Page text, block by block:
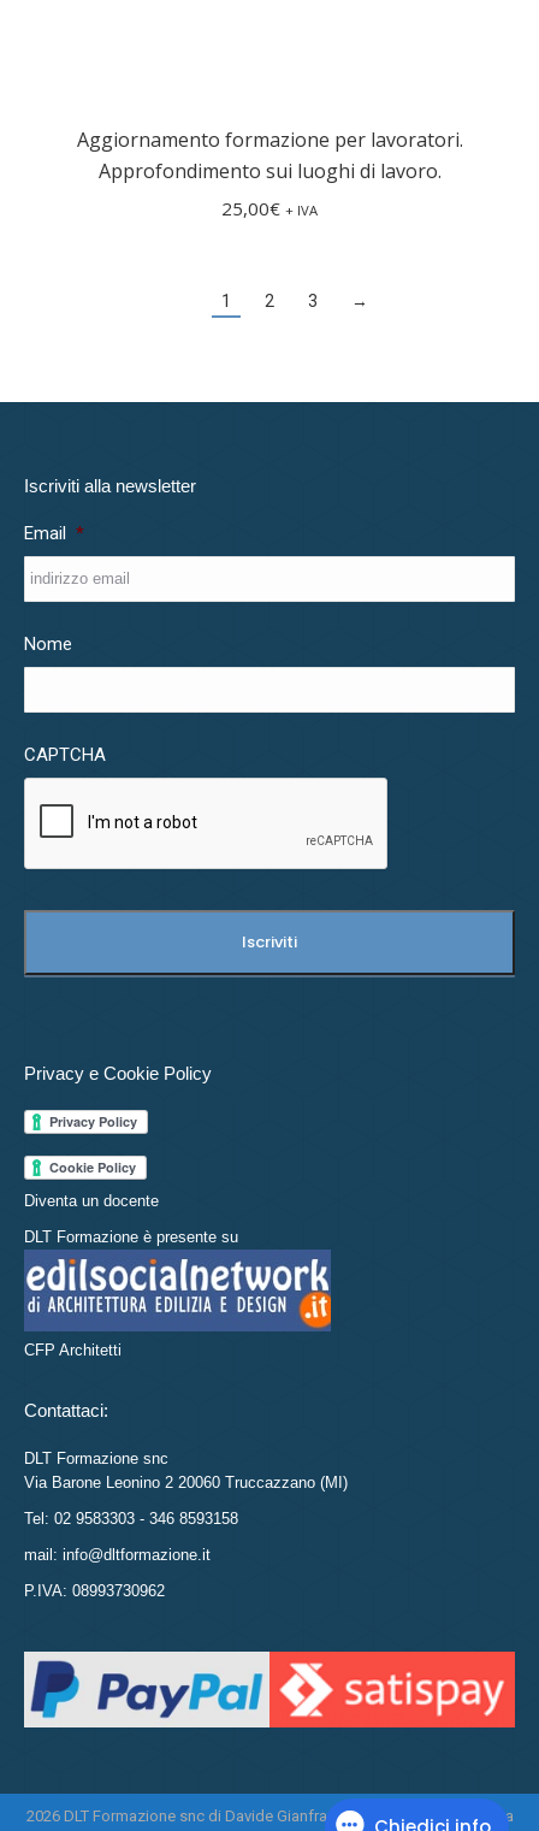
Aggiornamento formazione per lavoratori.
Approfondimento sui luoghi di lavoro.
25,00€ + IVA
1 2 3 →
Iscriviti alla newsletter
Email *
Nome
CAPTCHA
Privacy e Cookie Policy
Diventa un docente
DLT Formazione è presente su
CFP Architetti
Contattaci:
DLT Formazione snc
Via Barone Leonino 2 20060 Truccazzano (MI)
Tel: 02 9583303 - 346 8593158
mail: info@dltformazione.it
P.IVA: 08993730962
2026 DLT Formazione snc di Davide Gianfranco Di Leo e Daniela Tasca